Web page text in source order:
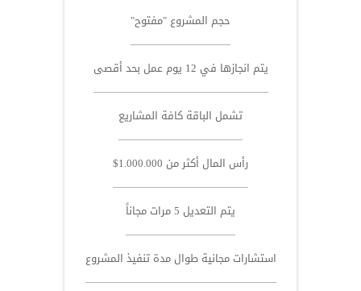
حجم المشروع "مفتوح"
يتم انجازها في 12 يوم عمل بحد أقصى
تشمل الباقة كافة المشاريع
رأس المال أكثر من 1.000.000$
يتم التعديل 5 مرات مجاناً
استشارات مجانية طوال مدة تنفيذ المشروع